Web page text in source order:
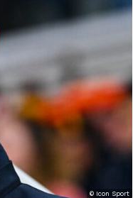
© Icon Sport